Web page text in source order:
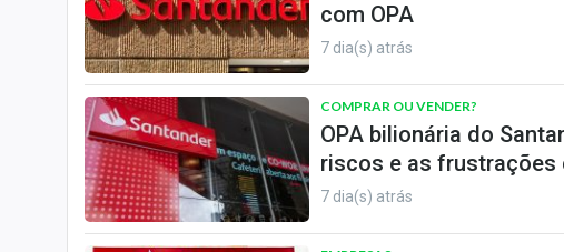
com OPA
7 dia(s) atrás
COMPRAR OU VENDER?
OPA bilionária do
riscos e as frustrações
7 dia(s) atrás